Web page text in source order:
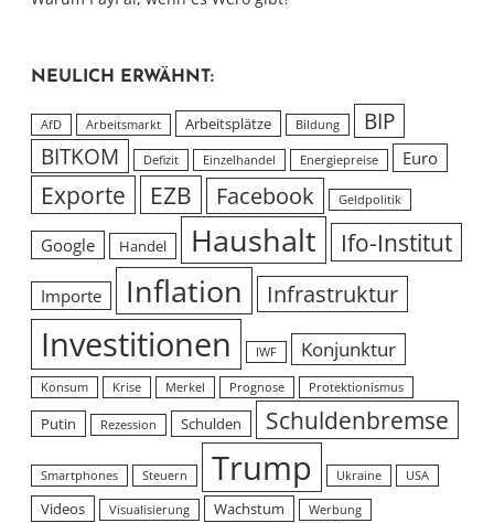
NEULICH ERWÄHNT:
AfD Arbeitsmarkt Arbeitsplätze Bildung
BIP
BITKOM
Defizit Einzelhandel Energiepreise Euro
Exporte EZB Facebook Geldpolitik
Google Handel Haushalt Ifo-Institut
Importe Inflation Infrastruktur
Investitionen IWF Konjunktur
Konsum Krise Merkel Prognose Protektionismus
Putin Rezession Schulden Schuldenbremse
Smartphones Steuern Trump Ukraine USA
Videos Visualisierung Wachstum Werbung